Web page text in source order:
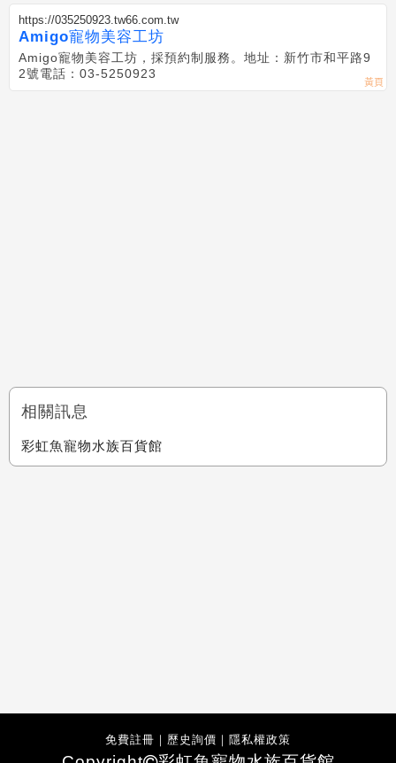
https://035250923.tw66.com.tw
Amigo寵物美容工坊
Amigo寵物美容工坊，採預約制服務。地址：新竹市和平路9
2號電話：03-5250923
相關訊息
彩虹魚寵物水族百貨館
免費註冊 ｜ 歷史詢價 ｜ 隱私權政策